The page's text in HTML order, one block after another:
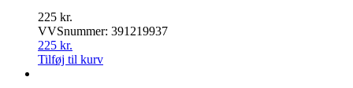
225 kr.
VVSnummer: 391219937
225 kr.
Tilføj til kurv